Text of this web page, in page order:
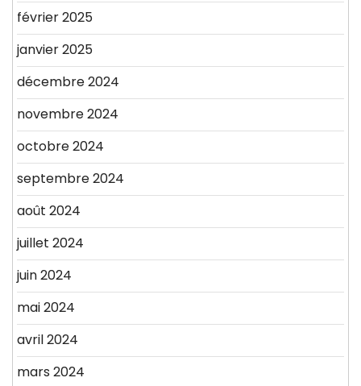
février 2025
janvier 2025
décembre 2024
novembre 2024
octobre 2024
septembre 2024
août 2024
juillet 2024
juin 2024
mai 2024
avril 2024
mars 2024